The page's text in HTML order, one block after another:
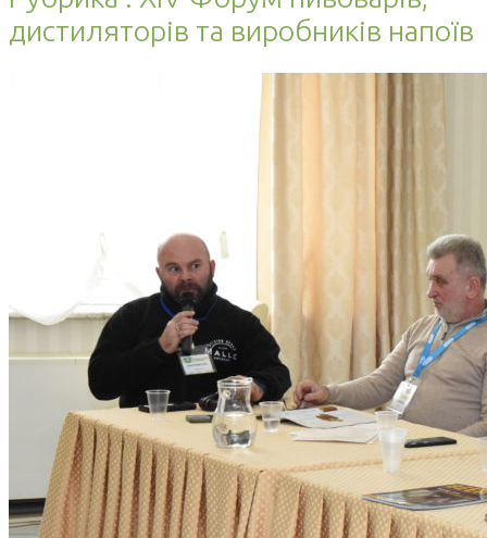
дистиляторів та виробників напоїв